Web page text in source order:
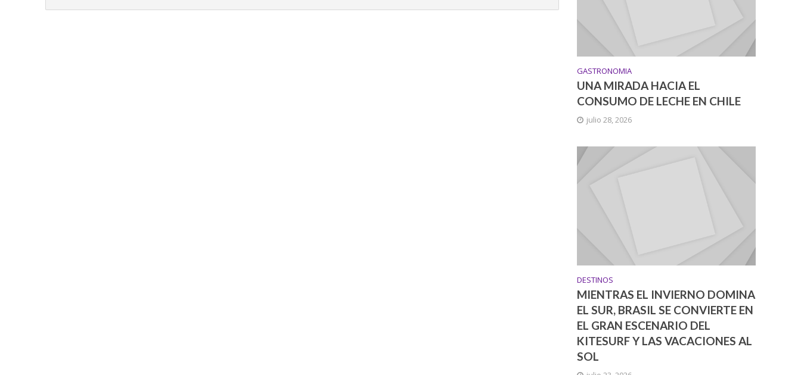
GASTRONOMIA
UNA MIRADA HACIA EL
CONSUMO DE LECHE EN CHILE
julio 28, 2026
DESTINOS
MIENTRAS EL INVIERNO DOMINA
EL SUR, BRASIL SE CONVIERTE EN
EL GRAN ESCENARIO DEL
KITESURF Y LAS VACACIONES AL
SOL